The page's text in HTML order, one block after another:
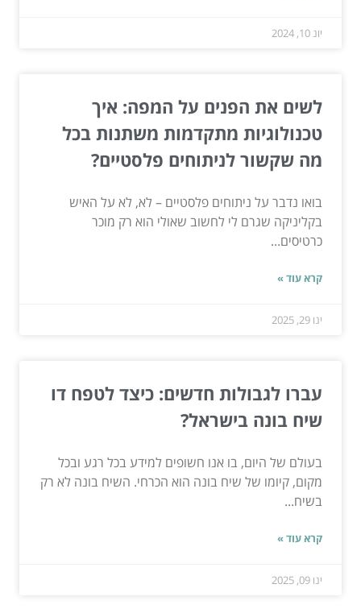
יונ 10, 2024
לשים את הפנים על המפה: איך
טכנולוגיות מתקדמות משתנות בכל
מה שקשור לניתוחים פלסטיים?
בואו נדבר על ניתוחים פלסטיים – לא, לא על האיש
בקליניקה שגרם לי לחשוב שאולי הוא רק מוכר
כרטיסים...
קרא עוד »
ינו 29, 2025
עברו לגבולות חדשים: כיצד לטפח דו
שיח בונה בישראל?
בעולם של היום, בו אנו חשופים למידע בכל רגע ובכל
מקום, קיומו של שיח בונה הוא הכרחי. השיח בונה לא רק
בשיח...
קרא עוד »
ינו 09, 2025